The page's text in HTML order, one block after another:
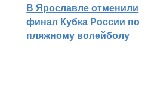
В Ярославле отменили
финал Кубка России по
пляжному волейболу